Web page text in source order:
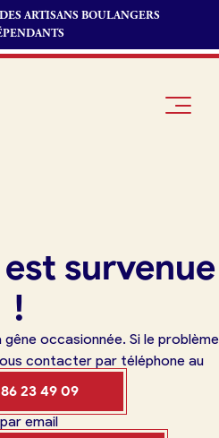
ARTISANS BOULANGERS
d’emploi
commerce
fournisseur
survenue
!
occasionnée. Si le problème
contacter par téléphone au
23 49 09
email